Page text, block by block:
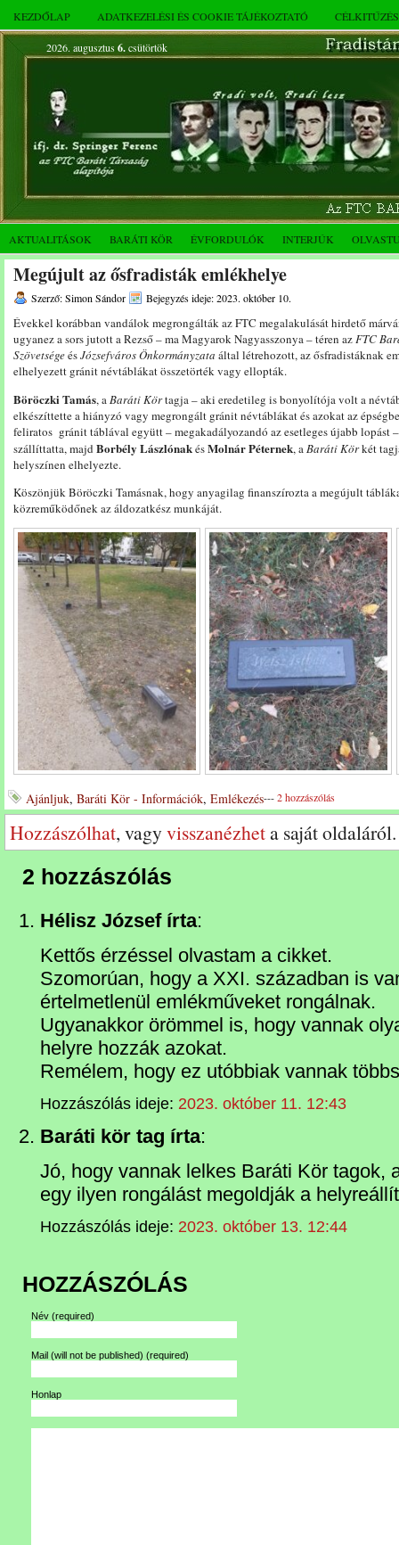
KEZDŐLAP ADATKEZELÉSI ÉS COOKIE TÁJÉKOZTATÓ
2026. augusztus 6.csütörtök
AKTUALITÁSOK BARÁTI KÖR ÉVFORDULÓK INTERJÚK
Megújult az ősfradisták emlékhelye
Szerző: Simon Sándor Bejegyzés ideje: 2023. október 10.
Évekkel korábban vandálok megrongálták az FTC megalakulását hirdető
ugyanez a sors jutott a Rezső – ma Magyarok Nagyasszonya – téren azFTC
SzövetségeésJózsefváros Önkormányzata által létrehozott, az ősfradistáknak
elhelyezett gránit névtáblákat összetörték vagy ellopták.
Böröczki Tamás, aBaráti Körtagja – aki eredetileg is bonyolítója volt a
elkészíttette a hiányzó vagy megrongált gránit névtáblákat és azokat az
feliratos gránit táblával együtt – megakadályozandó az esetleges újabb lopást
szállíttatta, majdBorbély LászlónakésMolnár Péternek, aBaráti Körkét
helyszínen elhelyezte.
Köszönjük Böröczki Tamásnak, hogy anyagilag finanszírozta a megújult
közreműködőnek az áldozatkész munkáját.
Ajánljuk, Baráti Kör - Információk, Emlékezés---2 hozzászólás
Hozzászólhat, vagyvisszanézheta saját oldaláról.
2 hozzászólás
Hélisz József írta:
Kettős érzéssel olvastam a cikket.
Szomorúan, hogy a XXI. században is
értelmetlenül emlékműveket rongálnak.
Ugyanakkor örömmel is, hogy vannak
helyre hozzák azokat.
Remélem, hogy ez utóbbiak vannak
Hozzászólás ideje: 2023. október 11. 12:43
Baráti kör tag írta:
Jó, hogy vannak lelkes Baráti Kör tagok,
egy ilyen rongálást megoldják a
Hozzászólás ideje: 2023. október 13. 12:44
HOZZÁSZÓLÁS
Név (required)
Mail (will not be published) (required)
Honlap